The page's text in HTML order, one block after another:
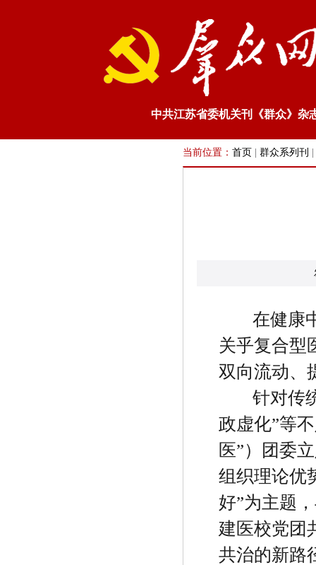
中共江苏省委机关刊《群众》杂
当前位置： 首页 群众系列刊
在健康
关乎复合型
双向流动、
针对传
政虚化”等
医”）团委
组织理论优
好”为主题
建医校党团
共治的新路